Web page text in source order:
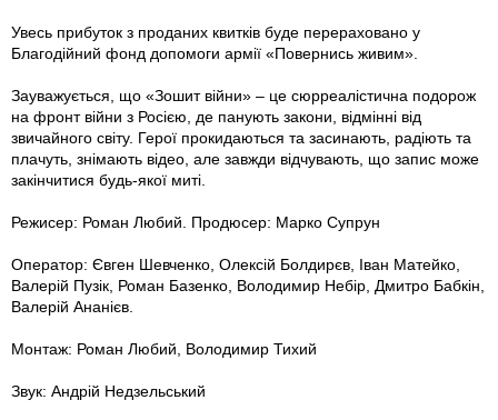
Увесь прибуток з проданих квитків буде перераховано у
Благодійний фонд допомоги армії «Повернись живим».
Зауважується, що «Зошит війни» – це сюрреалістична подорож
на фронт війни з Росією, де панують закони, відмінні від
звичайного світу. Герої прокидаються та засинають, радіють та
плачуть, знімають відео, але завжди відчувають, що запис може
закінчитися будь-якої миті.
Режисер: Роман Любий. Продюсер: Марко Супрун
Оператор: Євген Шевченко, Олексій Болдирєв, Іван Матейко,
Валерій Пузік, Роман Базенко, Володимир Небір, Дмитро Бабкін,
Валерій Ананієв.
Монтаж: Роман Любий, Володимир Тихий
Звук: Андрій Недзельський